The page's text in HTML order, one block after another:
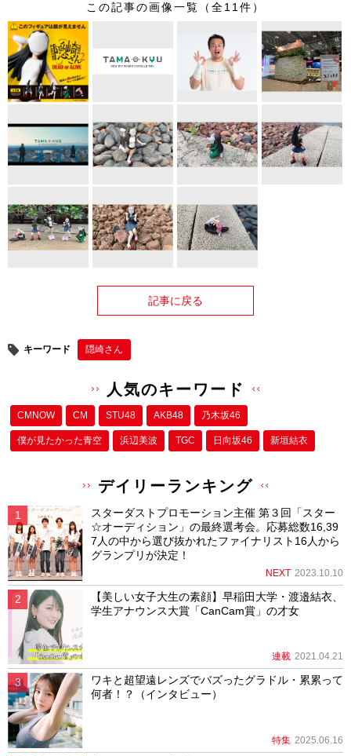
この記事の画像一覧（全11件）
記事に戻る
キーワード 隠崎さん
人気のキーワード
CMNOW CM STU48 AKB48 乃木坂46
僕が⾒たかった⻘空 浜辺美波 TGC 日向坂46 新垣結衣
デイリーランキング
スターダストプロモーション主催 第３回「スター
☆オーディション」の最終選考会。応募総数16,39
7人の中から選び抜かれたファイナリスト16人から
グランプリが決定！
NEXT 2023.10.10
【美しい女子大生の素顔】早稲田大学・渡邉結衣、
学生アナウンス大賞「CanCam賞」の才女
連載 2021.04.21
ワキと超望遠レンズでバズったグラドル・累累って
何者！？（インタビュー）
特集 2025.06.16